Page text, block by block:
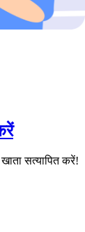
सत्यापित करें!